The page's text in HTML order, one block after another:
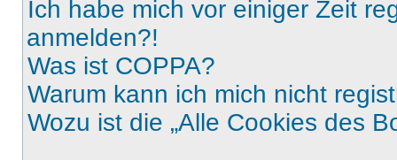
Ich habe mich vor einiger Zeit
anmelden?!
Was ist COPPA?
Warum kann ich mich nicht
Wozu ist die „Alle Cookies des